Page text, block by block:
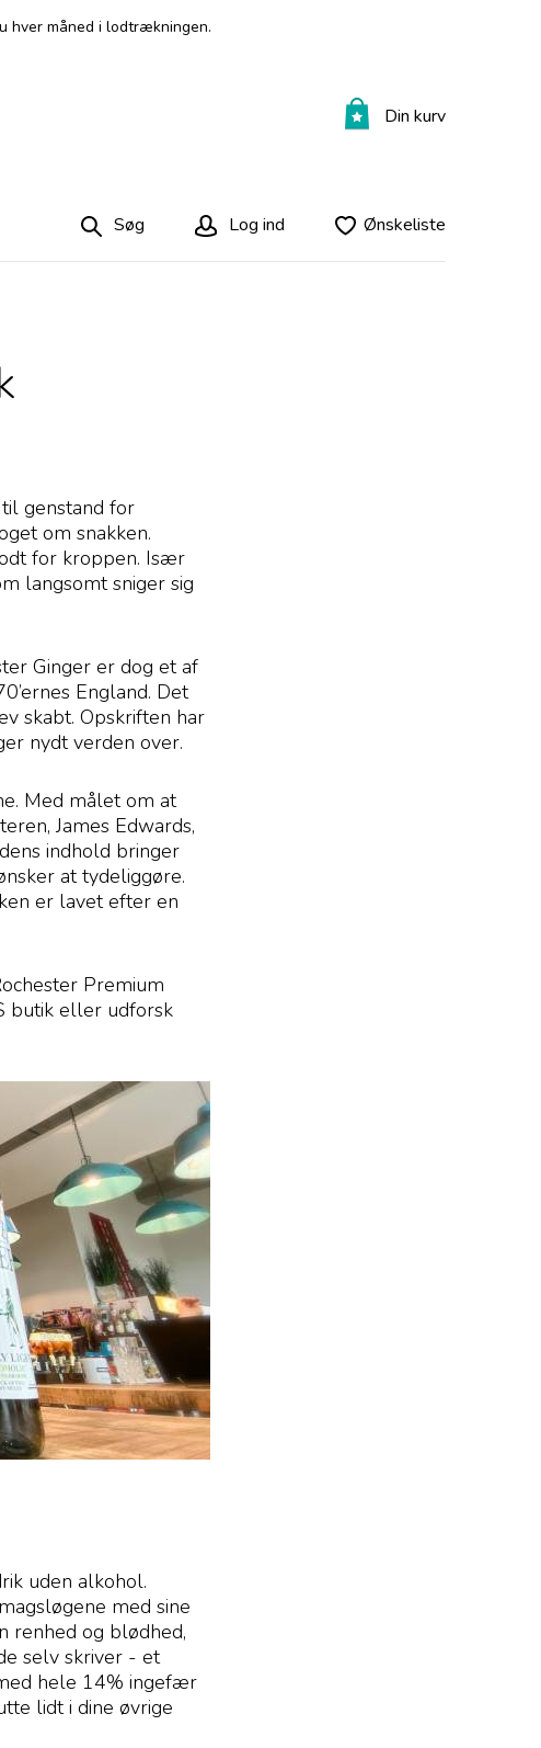
hver måned i lodtrækningen.
Din kurv
Søg Log ind Ønskeliste
genstand for
om snakken.
for kroppen. Især
langsomt sniger sig
Ginger er dog et af
England. Det
skabt. Opskriften har
nydt verden over.
Med målet om at
James Edwards,
indhold bringer
at tydeliggøre.
er lavet efter en
Premium
butik eller udforsk
uden alkohol.
med sine
renhed og blødhed,
selv skriver - et
hele 14% ingefær
lidt i dine øvrige